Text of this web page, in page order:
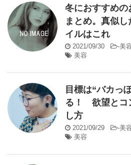
冬におすすめ
まとめ。真似
イルはこれ
2021/09/30 -美
美容
目標は“バカっ
る！ 欲望とコ
し方
2021/09/29 -美
美容